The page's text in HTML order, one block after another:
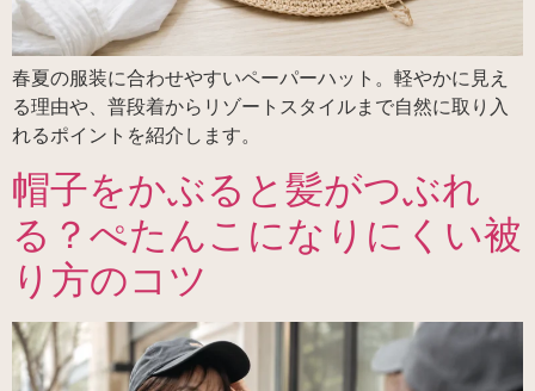
春夏の服装に合わせやすいペーパーハット。軽やかに見え
る理由や、普段着からリゾートスタイルまで自然に取り入
れるポイントを紹介します。
帽子をかぶると髪がつぶれ
る？ぺたんこになりにくい被
り方のコツ